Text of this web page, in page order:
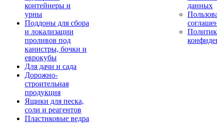
контейнеры и
урны
Поддоны для сбора
и локализации
проливов под
канистры, бочки и
еврокубы
Для дачи и сада
Дорожно-
строительная
продукция
Ящики для песка,
соли и реагентов
Пластиковые ведра
данных